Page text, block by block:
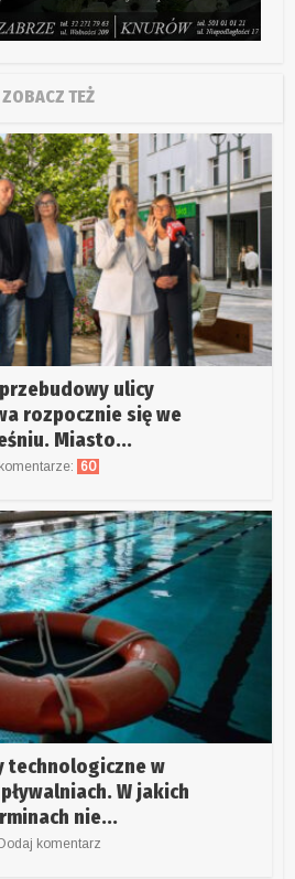
ZOBACZ TEŻ
ulicy
rozpocznie się we
Miasto...
komentarze: 60
technologiczne w
W jakich
nie...
komentarz